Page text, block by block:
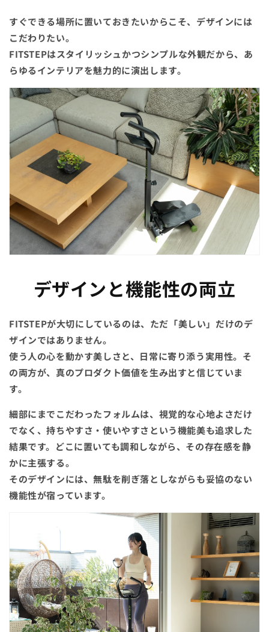
すぐできる場所に置いておきたいからこそ、デザインには
こだわりたい。
FITSTEPはスタイリッシュかつシンプルな外観だから、あ
らゆるインテリアを魅力的に演出します。
デザインと機能性の両立
FITSTEPが大切にしているのは、ただ「美しい」だけのデ
ザインではありません。
使う人の心を動かす美しさと、日常に寄り添う実用性。そ
の両方が、真のプロダクト価値を生み出すと信じていま
す。
細部にまでこだわったフォルムは、視覚的な心地よさだけ
でなく、持ちやすさ・使いやすさという機能美も追求した
結果です。どこに置いても調和しながら、その存在感を静
かに主張する。
そのデザインには、無駄を削ぎ落としながらも妥協のない
機能性が宿っています。